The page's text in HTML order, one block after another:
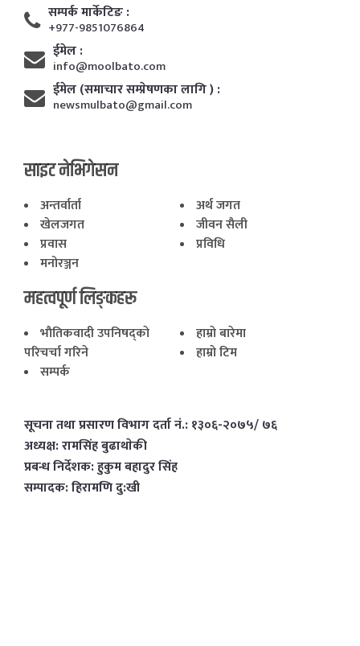
सम्पर्क मार्केटिङ :
+977-9851076864
ईमेल :
info@moolbato.com
ईमेल (समाचार सम्प्रेषणका लागि ) :
newsmulbato@gmail.com
साइट नेभिगेसन
अन्तर्वार्ता
अर्थ जगत
खेलजगत
जीवन सैली
प्रवास
प्रविधि
मनोरञ्जन
महत्वपूर्ण लिङ्कहरू
भाैतिकवादी उपनिषद्काे
परिचर्चा गरिने
हाम्राे बारेमा
हाम्राे टिम
सम्पर्क
सूचना तथा प्रसारण विभाग दर्ता नं.: १३०६-२०७५/ ७६
अध्यक्ष: रामसिंह बुढाथाेकी
प्रबन्ध निर्देशक: हुकुम बहादुर सिंह
सम्पादक: हिरामणि दु:खी